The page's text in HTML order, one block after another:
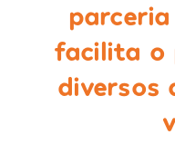
facilita o
diversos